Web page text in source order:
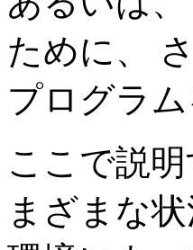
ために、
プログラ
ここで説
まざまな